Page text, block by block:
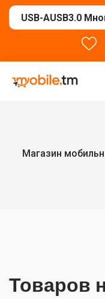
Магазин
Товаров